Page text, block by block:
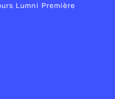
Lumni Première